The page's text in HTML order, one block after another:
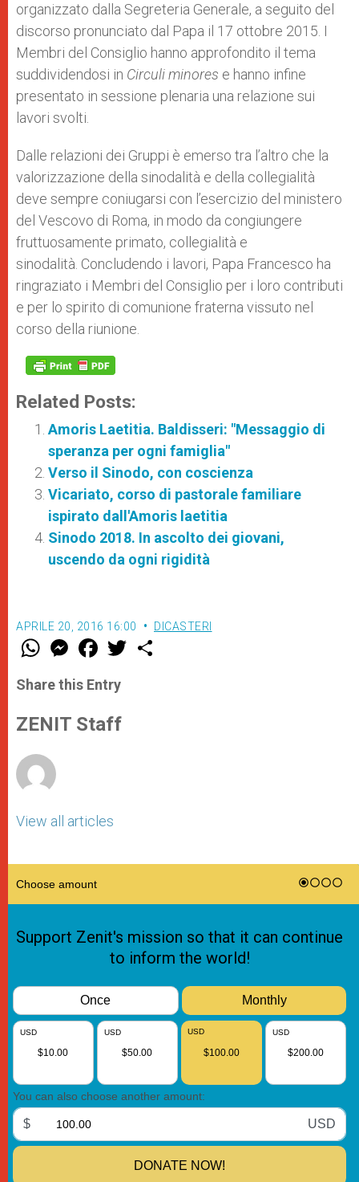
organizzato dalla Segreteria Generale, a seguito del
discorso pronunciato dal Papa il 17 ottobre 2015. I
Membri del Consiglio hanno approfondito il tema
suddividendosi in Circuli minores e hanno infine
presentato in sessione plenaria una relazione sui
lavori svolti.
Dalle relazioni dei Gruppi è emerso tra l’altro che la
valorizzazione della sinodalità e della collegialità
deve sempre coniugarsi con l’esercizio del ministero
del Vescovo di Roma, in modo da congiungere
fruttuosamente primato, collegialità e
sinodalità. Concludendo i lavori, Papa Francesco ha
ringraziato i Membri del Consiglio per i loro contributi
e per lo spirito di comunione fraterna vissuto nel
corso della riunione.
Related Posts:
Amoris Laetitia. Baldisseri: "Messaggio di
speranza per ogni famiglia"
Verso il Sinodo, con coscienza
Vicariato, corso di pastorale familiare
ispirato dall'Amoris laetitia
Sinodo 2018. In ascolto dei giovani,
uscendo da ogni rigidità
APRILE 20, 2016 16:00 DICASTERI
W
t
s
p
p
M
e
s
e
g
e
F
a
e
b
o
k
w
Share this Entry
ZENIT Staff
View all articles